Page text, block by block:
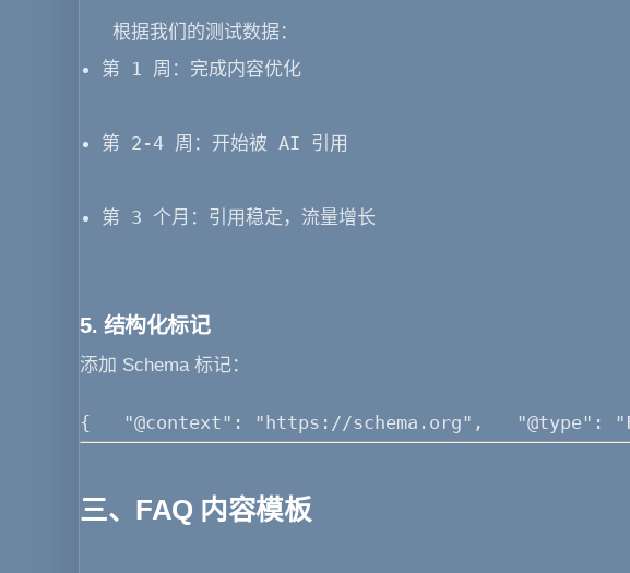
根据我们的测试数据：
第 1 周：完成内容优化
第 2-4 周：开始被 AI 引用
第 3 个月：引用稳定，流量增长
5. 结构化标记
添加 Schema 标记：
{   "@context": "https://schema.org",   "@type":
三、FAQ 内容模板